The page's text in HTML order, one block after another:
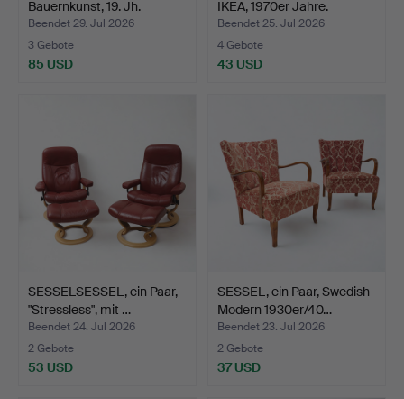
Bauernkunst, 19. Jh.
Beendet 29. Jul 2026
3 Gebote
85 USD
IKEA, 1970er Jahre.
Beendet 25. Jul 2026
4 Gebote
43 USD
SESSELSESSEL, ein Paar,
"Stressless", mit …
Beendet 24. Jul 2026
2 Gebote
53 USD
SESSEL, ein Paar, Swedish
Modern 1930er/40…
Beendet 23. Jul 2026
2 Gebote
37 USD